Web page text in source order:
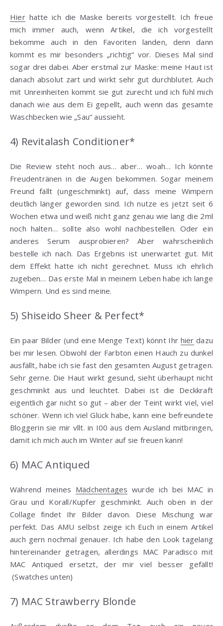
Hierhatte ich die Maske bereits vorgestellt. Ich freue
mich immer auch, wenn Artikel, die ich vorgestellt
bekomme auch in den Favoriten landen, denn dann
kommt es mir besonders „richtig“ vor. Dieses Mal sind
sogar drei dabei. Aber erstmal zur Maske: meine Haut ist
danach absolut zart und wirkt sehr gut durchblutet. Auch
mit Unreinheiten kommt sie gut zurecht und ich fühl mich
danach wie aus dem Ei gepellt, auch wenn das gesamte
Waschbecken wie „Sau“ aussieht.
4) Revitalash Conditioner*
Die Review steht noch aus… aber… woah… Ich könnte
Freudentränen in die Augen bekommen. Sogar meinem
Freund fällt (ungeschminkt) auf, dass meine Wimpern
deutlich länger geworden sind. Ich nutze es jetzt seit 6
Wochen etwa und weiß nicht ganz genau wie lang die 2ml
noch halten… sollte also wohl nachbestellen. Oder ein
anderes Serum ausprobieren? Aber wahrscheinlich
bestelle ich nach. Das Ergebnis ist unerwartet gut. Mit
dem Effekt hatte ich nicht gerechnet. Muss ich ehrlich
zugeben… Das erste Mal in meinem Leben habe ich lange
Wimpern. Und es sind meine.
5) Shiseido Sheer & Perfect*
Ein paar Bilder (und eine Menge Text) könnt Ihr hier dazu
bei mir lesen. Obwohl der Farbton einen Hauch zu dunkel
ausfällt, habe ich sie fast den gesamten August getragen.
Sehr gerne. Die Haut wirkt gesund, sieht überhaupt nicht
geschminkt aus und leuchtet. Dabei ist die Deckkraft
eigentlich gar nicht so gut – aber der Teint wirkt viel, viel
schöner. Wenn ich viel Glück habe, kann eine befreundete
Bloggerin sie mir vllt. in I00 aus dem Ausland mitbringen,
damit ich mich auch im Winter auf sie freuen kann!
6) MAC Antiqued
Während meines Mädchentages wurde ich bei MAC in
Grau und Korall/Kupfer geschminkt. Auch oben in der
Collage findet Ihr Bilder davon. Diese Mischung war
perfekt. Das AMU selbst zeige ich Euch in einem Artikel
auch gern nochmal genauer. Ich habe den Look tagelang
hintereinander getragen, allerdings MAC Paradisco mit
MAC Antiqued ersetzt, der mir viel besser gefällt!
(Swatches unten)
7) MAC Strawberry Blonde